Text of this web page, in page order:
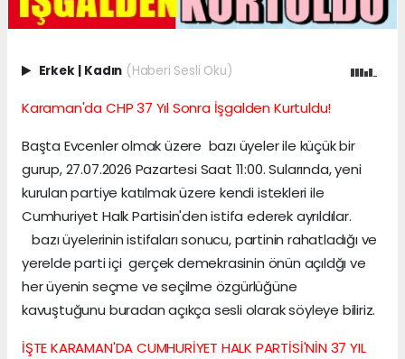
Erkek Kadın (Haberi Sesli Oku)
Karaman'da CHP 37 Yıl Sonra İşgalden Kurtuldu!
Başta Evcenler olmak üzere bazı üyeler ile küçük bir
gurup, 27.07.2026 Pazartesi Saat 11:00. Sularında, yeni
kurulan partiye katılmak üzere kendi istekleri ile
Cumhuriyet Halk Partisin'den istifa ederek ayrıldılar.
bazı üyelerinin istifaları sonucu, partinin rahatladığı ve
yerelde parti içi gerçek demekrasinin önün açıldğı ve
her üyenin seçme ve seçilme özgürlüğüne
kavuştuğunu buradan açıkça sesli olarak söyleye biliriz.
İŞTE KARAMAN'DA CUMHURİYET HALK PARTİSİ'NİN 37 YIL